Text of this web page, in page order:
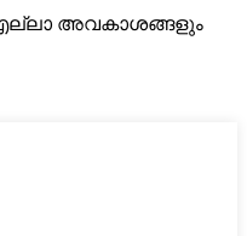
: എല്ലാ അവകാശങ്ങളും